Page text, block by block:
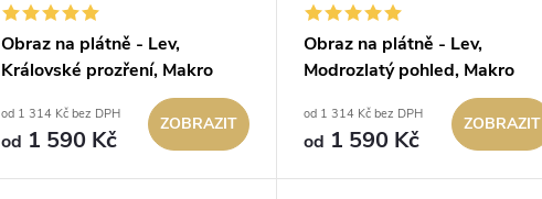
Obraz na plátně - Lev,
Královské prozření, Makro
portrét, Králové divočiny
od 1 314 Kč bez DPH
od 1 590 Kč
ZOBRAZIT
Obraz na plátně - Lev,
Modrozlatý pohled, Makro
portrét, Králové divočiny
od 1 314 Kč bez DPH
od 1 590 Kč
ZOBRAZIT